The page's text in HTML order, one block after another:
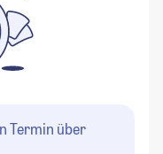
Termin über